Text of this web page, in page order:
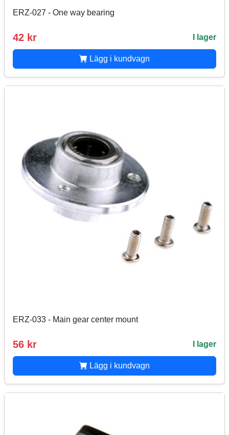
ERZ-027 - One way bearing
42 kr I lager
Lägg i kundvagn
ERZ-033 - Main gear center mount
56 kr I lager
Lägg i kundvagn